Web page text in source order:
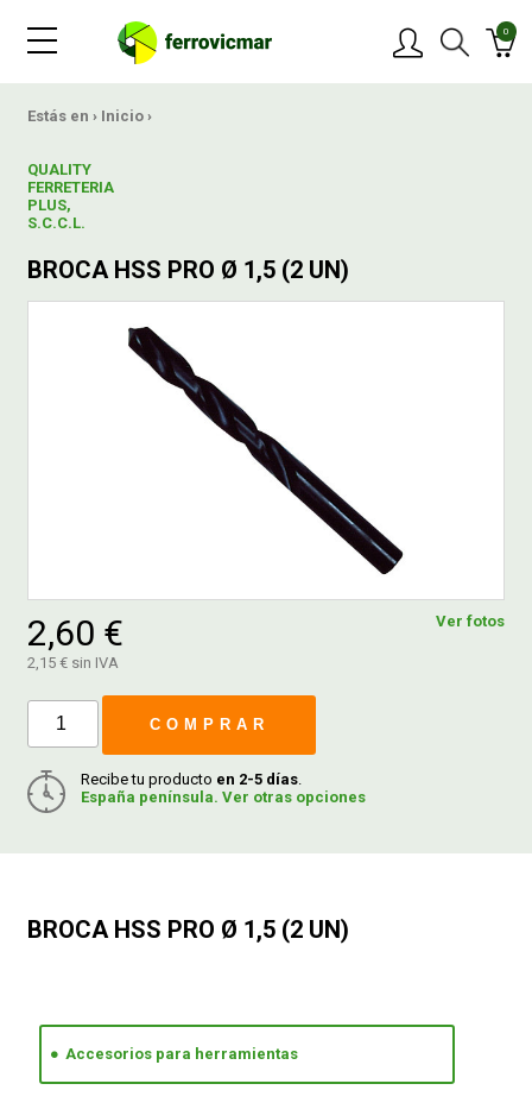
0
Estás en › Inicio ›
QUALITY
FERRETERIA
PLUS,
S.C.C.L.
BROCA HSS PRO Ø 1,5 (2 UN)
Ver fotos
2,60 €
2,15 € sin IVA
COMPRAR
Recibe tu producto en 2-5 días.
España península. Ver otras opciones
BROCA HSS PRO Ø 1,5 (2 UN)
Accesorios para herramientas
OFERTAS
BLOG
CONTACTAR
FERROVICMAR
DESPIECE
FORMAS DE PAGO